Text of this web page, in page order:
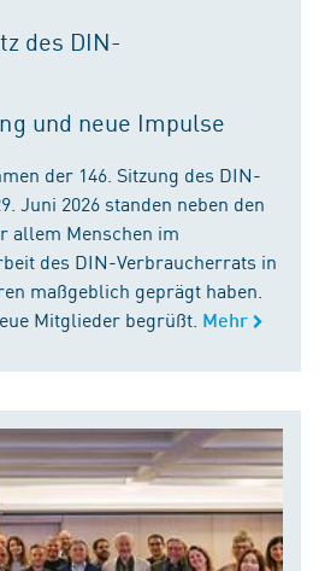
des DIN-
und neue Impulse
der 146. Sitzung des DIN-
Juni 2026 standen neben den
allem Menschen im
des DIN-Verbraucherrats in
maßgeblich geprägt haben.
Mitglieder begrüßt. Mehr